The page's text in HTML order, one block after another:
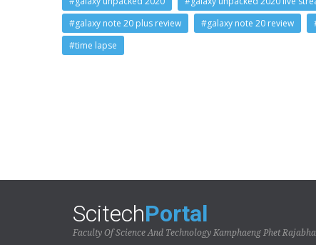
#galaxy note 20 plus review
#galaxy note 20 review
#time lapse
ScitechPortal
Faculty Of Science And Technology Kamphaeng Phet